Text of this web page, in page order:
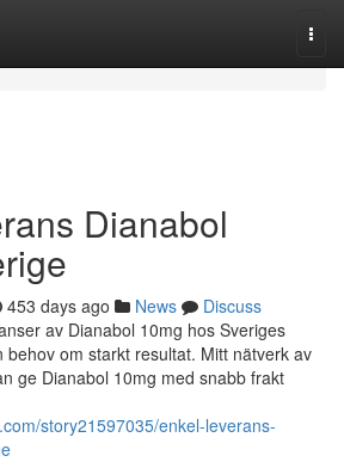
Dianabol
453 days ago News
Discuss
av Dianabol 10mg hos Sveriges
behov om starkt resultat. Mitt nätverk av
ge Dianabol 10mg med snabb frakt
story21597035/enkel-leverans-